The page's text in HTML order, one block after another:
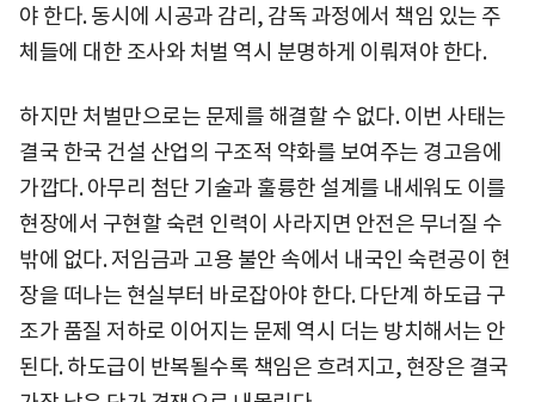
야 한다. 동시에 시공과 감리, 감독 과정에서 책임 있는 주
체들에 대한 조사와 처벌 역시 분명하게 이뤄져야 한다.
하지만 처벌만으로는 문제를 해결할 수 없다. 이번 사태는
결국 한국 건설 산업의 구조적 약화를 보여주는 경고음에
가깝다. 아무리 첨단 기술과 훌륭한 설계를 내세워도 이를
현장에서 구현할 숙련 인력이 사라지면 안전은 무너질 수
밖에 없다. 저임금과 고용 불안 속에서 내국인 숙련공이 현
장을 떠나는 현실부터 바로잡아야 한다. 다단계 하도급 구
조가 품질 저하로 이어지는 문제 역시 더는 방치해서는 안
된다. 하도급이 반복될수록 책임은 흐려지고, 현장은 결국